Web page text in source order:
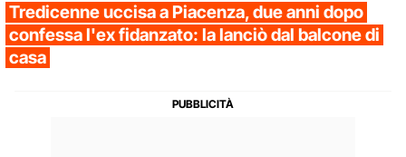
Tredicenne uccisa a Piacenza, due anni dopo
confessa l'ex fidanzato: la lanciò dal balcone di
casa